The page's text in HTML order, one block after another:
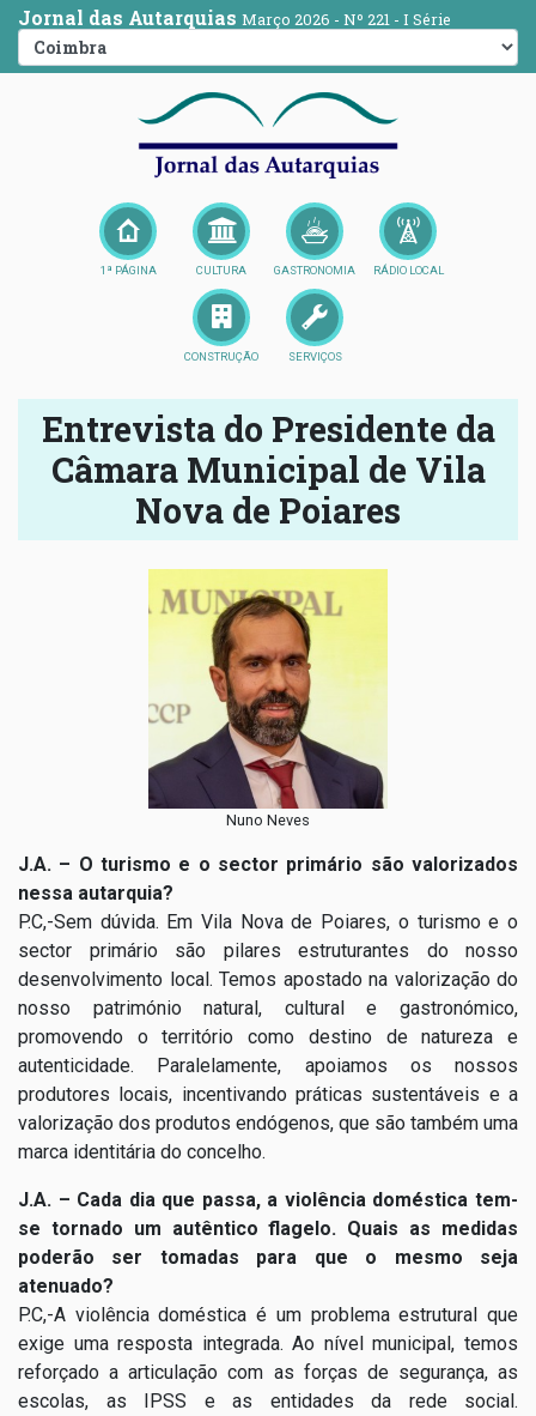
Jornal das Autarquias Março 2026 - Nº 221 - I Série
1ª PÁGINA CULTURA GASTRONOMIA RÁDIO LOCAL
CONSTRUÇÃO SERVIÇOS
Entrevista do Presidente da
Câmara Municipal de Vila
Nova de Poiares
Nuno Neves
J.A. – O turismo e o sector primário são valorizados
nessa autarquia?
P.C,-Sem dúvida. Em Vila Nova de Poiares, o turismo e o
sector primário são pilares estruturantes do nosso
desenvolvimento local. Temos apostado na valorização do
nosso património natural, cultural e gastronómico,
promovendo o território como destino de natureza e
autenticidade. Paralelamente, apoiamos os nossos
produtores locais, incentivando práticas sustentáveis e a
valorização dos produtos endógenos, que são também uma
marca identitária do concelho.
J.A. – Cada dia que passa, a violência doméstica tem-
se tornado um autêntico flagelo. Quais as medidas
poderão ser tomadas para que o mesmo seja
atenuado?
P.C,-A violência doméstica é um problema estrutural que
exige uma resposta integrada. Ao nível municipal, temos
reforçado a articulação com as forças de segurança, as
escolas, as IPSS e as entidades da rede social.